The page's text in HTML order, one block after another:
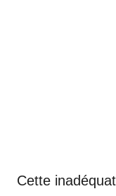
Cette